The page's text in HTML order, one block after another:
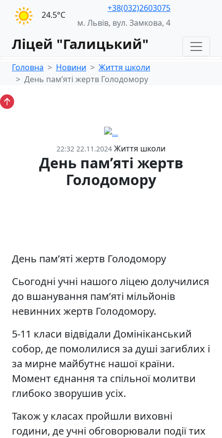
24.5°С
+38(032)2603075
м. Львів, вул. Замкова, 4
Ліцей "Галицький"
Головна Новини
Життя школи
День пам’яті жертв Голодомору
22:32 22.11.2024 Життя школи
День пам’яті жертв
Голодомору
День пам’яті жертв Голодомору
Сьогодні учні нашого ліцею долучилися
до вшанування пам’яті мільйонів
невинних жертв Голодомору.
5-11 класи відвідали Домініканський
собор, де помолилися за душі загиблих і
за мирне майбутнє нашої країни.
Момент єднання та спільної молитви
глибоко зворушив усіх.
Також у класах пройшли виховні
години, де учні обговорювали події тих